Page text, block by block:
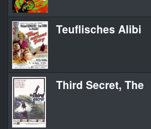
Teuflisches Alibi
Third Secret, The